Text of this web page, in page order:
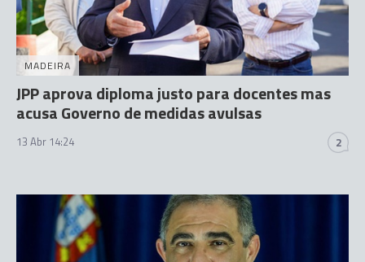
MADEIRA
JPP aprova diploma justo para docentes mas
acusa Governo de medidas avulsas
13 Abr 14:24 2